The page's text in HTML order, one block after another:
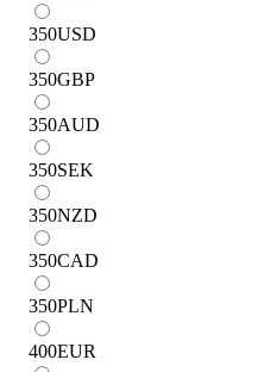
350USD
350GBP
350AUD
350SEK
350NZD
350CAD
350PLN
400EUR